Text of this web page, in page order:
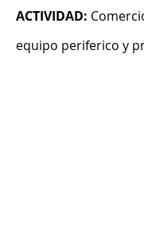
ACTIVIDAD:
equipo periferico y